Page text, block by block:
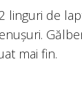
linguri de
mai fin.